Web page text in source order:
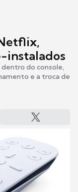
instalados
do console,
e a troca de